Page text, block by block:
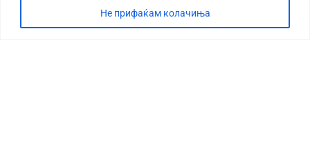
Не прифаќам колачиња